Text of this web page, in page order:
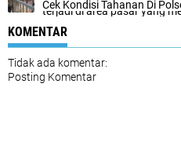
terjadi di area pasar yang
lapangan, Iptu Nizar
Sunggal mengatur arus
ketertiban berlalu
pengaturan lalu lintas untuk
kepada masyarakat yang
Cek Kondisi Tahanan Di
KOMENTAR
Tidak ada komentar:
Posting Komentar